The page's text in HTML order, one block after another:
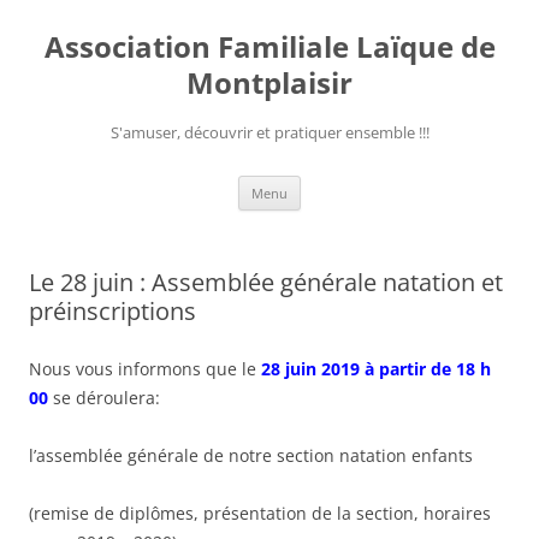
contenu
Association Familiale Laïque de
Montplaisir
S'amuser, découvrir et pratiquer ensemble !!!
Menu
Le 28 juin : Assemblée générale natation et
préinscriptions
Nous vous informons que le 28 juin 2019 à partir de 18 h
00 se déroulera:
l’assemblée générale de notre section natation enfants
(remise de diplômes, présentation de la section, horaires